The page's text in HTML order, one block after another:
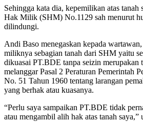
Sehingga kata dia, kepemilikan atas tanah
Hak Milik (SHM) No.1129 sah menurut
dilindungi.
Andi Baso menegaskan kepada
miliknya sebagian tanah dari SHM yaitu
dikuasai PT.BDE tanpa seizin merupakan
melanggar Pasal 2 Peraturan Pemerintah
No. 51 Tahun 1960 tentang larangan
yang berhak atau kuasanya.
“Perlu saya sampaikan PT.BDE tidak
atau mengambil alih hak atas tanah